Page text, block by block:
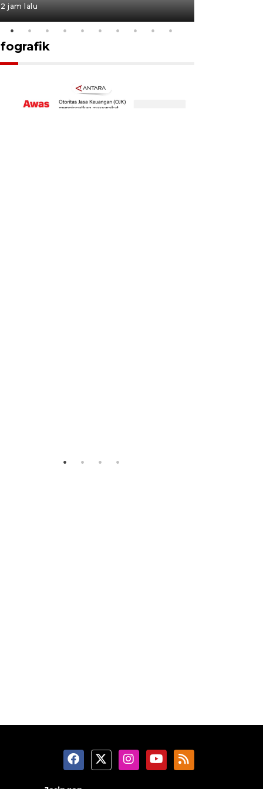
2 jam lalu